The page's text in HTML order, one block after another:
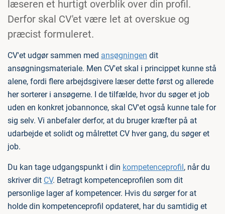
læseren et hurtigt overblik over din profil.
Derfor skal CV'et være let at overskue og
præcist formuleret.
CV'et udgør sammen med ansøgningen dit
ansøgningsmateriale. Men CV'et skal i princippet kunne stå
alene, fordi flere arbejdsgivere læser dette først og allerede
her sorterer i ansøgerne. I de tilfælde, hvor du søger et job
uden en konkret jobannonce, skal CV'et også kunne tale for
sig selv. Vi anbefaler derfor, at du bruger kræfter på at
udarbejde et solidt og målrettet CV hver gang, du søger et
job.
Du kan tage udgangspunkt i din kompetenceprofil, når du
skriver dit CV. Betragt kompetenceprofilen som dit
personlige lager af kompetencer. Hvis du sørger for at
holde din kompetenceprofil opdateret, har du samtidig et